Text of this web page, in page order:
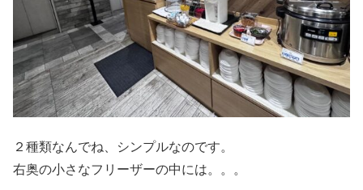
２種類なんでね、シンプルなのです。
右奥の小さなフリーザーの中には。。。